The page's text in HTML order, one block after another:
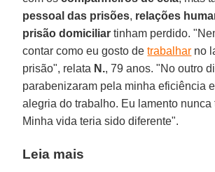
pessoal das prisões, relações
prisão domiciliar tinham perdido.
contar como eu gosto detrabalhar no
prisão", relata N., 79 anos. "No outro
parabenizaram pela minha eficiência
alegria do trabalho. Eu lamento nunca
Minha vida teria sido diferente".
Leia mais